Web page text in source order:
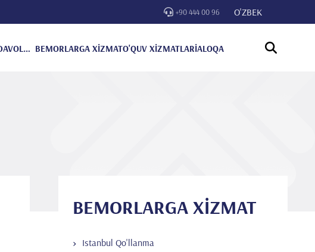
+90 444 00 96 O'ZBEK
BO'LIMLAR VA DAVOLANISH BEMORLARGA XİZMATO'QUV XİZMATLARİALOQA
BEMORLARGA XİZMAT
Istanbul Qo'llanma